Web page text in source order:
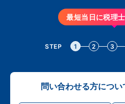
最短当日に税理
STEP 1 2 3
問い合わせる方につ